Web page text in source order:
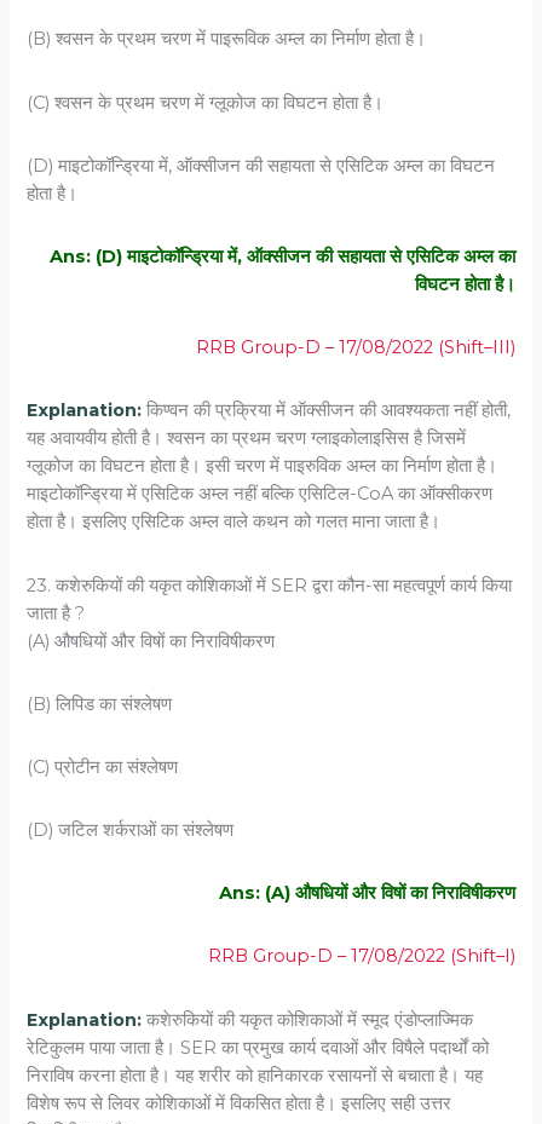
(B) श्‍वसन के प्रथम चरण में पाइरूविक अम्‍ल का निर्माण होता है।
(C) श्‍वसन के प्रथम चरण में ग्‍लूकोज का विघटन होता है।
(D) माइटोकॉन्ड्रिया में, ऑक्‍सीजन की सहायता से एसिटिक अम्‍ल का विघटन
होता है।
Ans: (D) माइटोकॉन्ड्रिया में, ऑक्‍सीजन की सहायता से एसिटिक अम्‍ल का
विघटन होता है।
RRB Group-D – 17/08/2022 (Shift–III)
Explanation: किण्वन की प्रक्रिया में ऑक्सीजन की आवश्यकता नहीं होती,
यह अवायवीय होती है। श्वसन का प्रथम चरण ग्लाइकोलाइसिस है जिसमें
ग्लूकोज का विघटन होता है। इसी चरण में पाइरुविक अम्ल का निर्माण होता है।
माइटोकॉन्ड्रिया में एसिटिक अम्ल नहीं बल्कि एसिटिल-CoA का ऑक्सीकरण
होता है। इसलिए एसिटिक अम्ल वाले कथन को गलत माना जाता है।
23. कशेरुकियों की यकृत कोशिकाओं में SER द्वरा कौन-सा महत्‍वपूर्ण कार्य किया
जाता है ?
(A) औषधियों और विषों का निराविषीकरण
(B) लिपिड का संश्‍लेषण
(C) प्रोटीन का संश्‍लेषण
(D) जटिल शर्कराओं का संश्‍लेषण
Ans: (A) औषधियों और विषों का निराविषीकरण
RRB Group-D – 17/08/2022 (Shift–I)
Explanation: कशेरुकियों की यकृत कोशिकाओं में स्मूद एंडोप्लाज्मिक
रेटिकुलम पाया जाता है। SER का प्रमुख कार्य दवाओं और विषैले पदार्थों को
निराविष करना होता है। यह शरीर को हानिकारक रसायनों से बचाता है। यह
विशेष रूप से लिवर कोशिकाओं में विकसित होता है। इसलिए सही उत्तर